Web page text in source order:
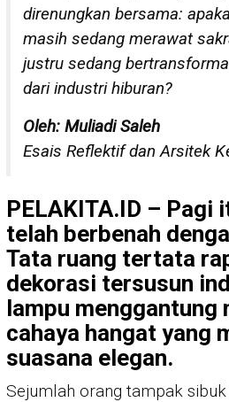
direnungkan bersama:
masih sedang merawat
justru sedang
dari industri hiburan?
Oleh: Muliadi Saleh
Esais Reflektif dan Arsitek
PELAKITA.ID – Pagi
telah berbenah
Tata ruang tertata
dekorasi tersusun
lampu menggantung
cahaya hangat yang
suasana elegan.
Sejumlah orang tampak